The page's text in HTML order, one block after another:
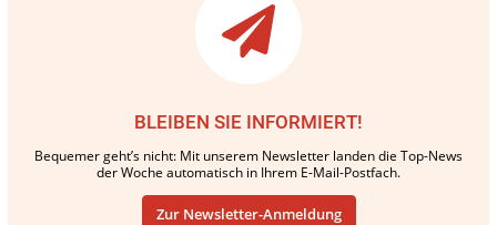
BLEIBEN SIE INFORMIERT!
Bequemer geht’s nicht: Mit unserem Newsletter landen die Top-News
der Woche automatisch in Ihrem E-Mail-Postfach.
Zur Newsletter-Anmeldung